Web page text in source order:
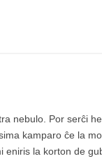
nebulo. Por serĉi
kamparo ĉe la
eniris la korton de